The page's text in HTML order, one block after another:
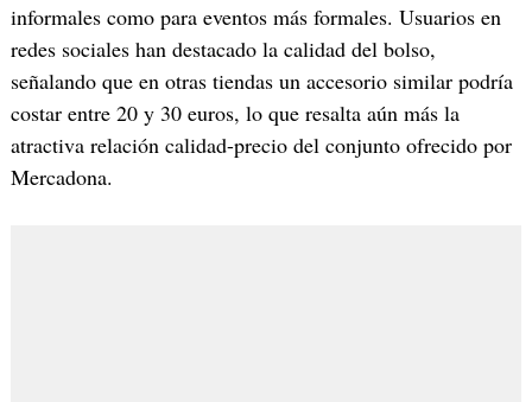
informales como para eventos más formales. Usuarios en
redes sociales han destacado la calidad del bolso,
señalando que en otras tiendas un accesorio similar podría
costar entre 20 y 30 euros, lo que resalta aún más la
atractiva relación calidad-precio del conjunto ofrecido por
Mercadona.